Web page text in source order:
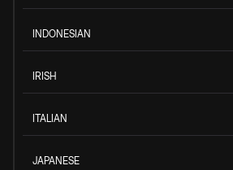
INDONESIAN
IRISH
ITALIAN
JAPANESE